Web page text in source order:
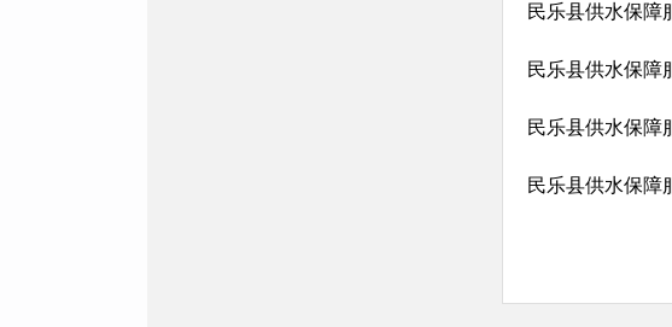
民乐县供水保障
民乐县供水保障
民乐县供水保障
民乐县供水保障